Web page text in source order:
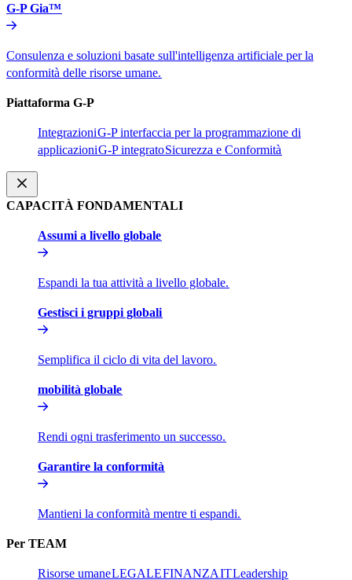
G-P Gia™​​
Consulenza e soluzioni basate sull'intelligenza artificiale per la
conformità delle risorse umane.​​
Piattaforma G-P​​
Integrazioni​​G-P interfaccia per la programmazione di
applicazioni​​G-P integrato​​Sicurezza e Conformità​​
CAPACITÀ FONDAMENTALI​​
Assumi a livello globale​​
Espandi la tua attività a livello globale.​​
Gestisci i gruppi globali​​
Semplifica il ciclo di vita del lavoro.​​
mobilità globale​​
Rendi ogni trasferimento un successo.​​
Garantire la conformità​​
Mantieni la conformità mentre ti espandi.​​
Per TEAM​​
Risorse umane​​LEGALE​​FINANZA​​IT​​Leadership​​